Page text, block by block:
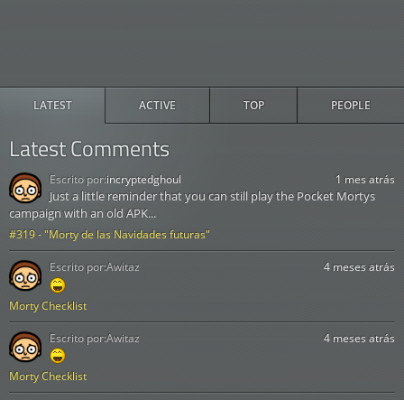
LATEST ACTIVE TOP PEOPLE
Latest Comments
#319 - "Morty de las Navidades futuras"
1 mes atrás
Just a little reminder that you can still play the Pocket Mortys
campaign with an old APK...
Escrito por:incryptedghoul
Morty Checklist
4 meses atrás
Escrito por:Awitaz
Morty Checklist
4 meses atrás
Escrito por:Awitaz